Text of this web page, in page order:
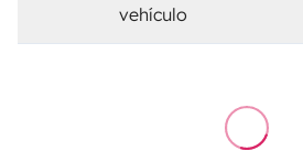
vehículo